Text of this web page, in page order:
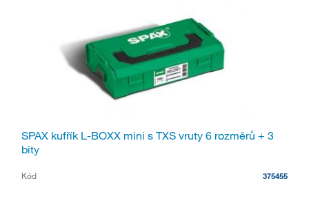
SPAX kufřík L-BOXX mini s TXS vruty 6 rozměrů + 3
bity
Kód 375455